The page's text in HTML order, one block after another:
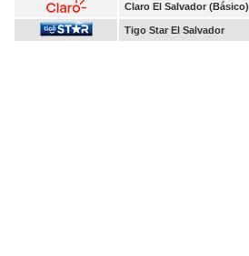
Claro El Salvador (Básico)
Tigo Star El Salvador